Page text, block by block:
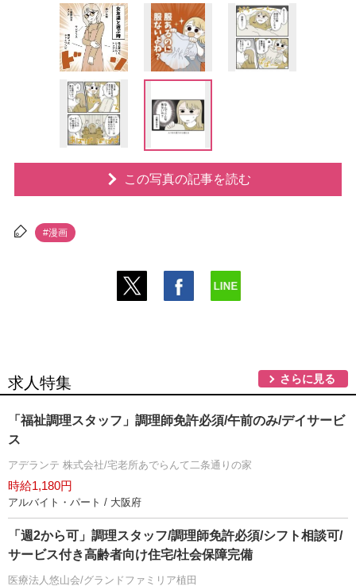
この写真の記事を読む
#漫画
求人特集 さらに見る
「福祉調理スタッフ」調理師免許必須/午前のみ/デイサービ
ス
アデランテ 株式会社/宅老所あでらんて二条通りの家
時給1,180円
アルバイト・パート / 大阪府
「週2から可」調理スタッフ/調理師免許必須/シフト相談可/
サービス付き高齢者向け住宅/社会保障完備
医療法人悠山会/グランドファミリア植田